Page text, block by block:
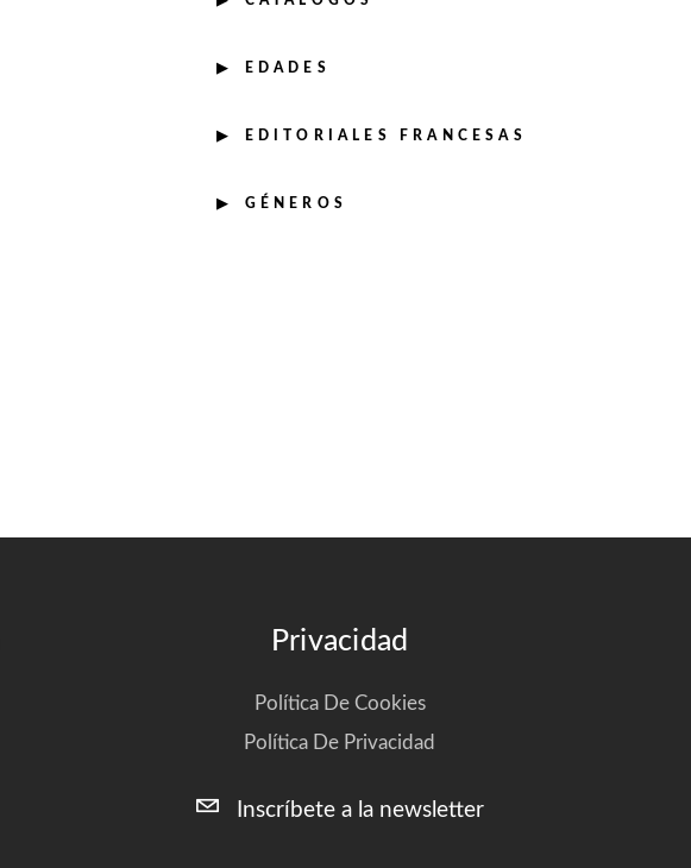
EDADES
EDITORIALES FRANCESAS
GÉNEROS
Privacidad
Política De Cookies
Política De Privacidad
Inscríbete a la newsletter